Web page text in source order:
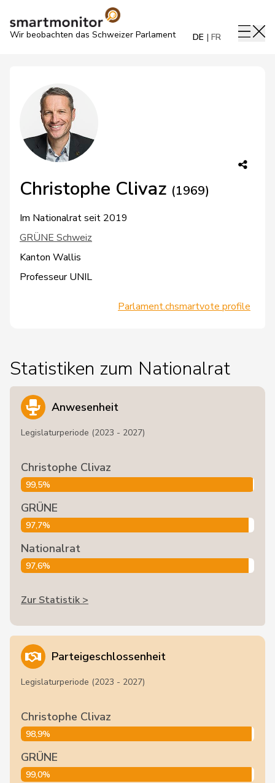
Wir beobachten das Schweizer Parlament DE FR
Christophe Clivaz (1969)
Im Nationalrat seit 2019
GRÜNE Schweiz
Kanton Wallis
Professeur UNIL
Parlament.chsmartvote profile
Statistiken zum Nationalrat
Anwesenheit
Legislaturperiode (2023 - 2027)
Christophe Clivaz
99,5%
GRÜNE
97,7%
Nationalrat
97,6%
Zur Statistik >
Parteigeschlossenheit
Legislaturperiode (2023 - 2027)
Christophe Clivaz
98,9%
GRÜNE
99,0%